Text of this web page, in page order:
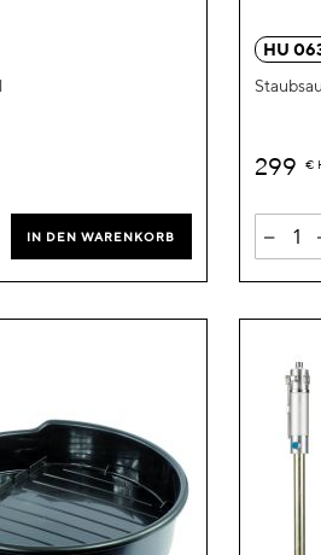
IN DEN WARENKORB
hinzufügen
HU
299 €
-